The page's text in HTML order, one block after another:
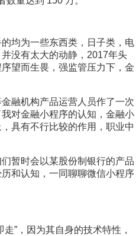
均为一些东西类，日子类，电
没有太大的动静，2017年头
望而生畏，强监管压力下，金
融机构产品运营人员作了一次
对金融小程序的认知，金融小
具有不行比较的作用，职业中
暂时会以某股份制银行的产品
和认知，一同聊聊微信小程序
”，因为其自身的技术特性，